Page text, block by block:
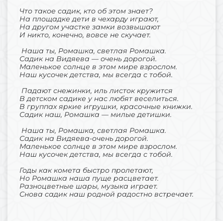
Что такое садик, кто об этом знает?
На площадке дети в чехарду играют,
На другом участке замки возвышают
И никто, конечно, вовсе не скучает.
Наша ты, Ромашка, светлая Ромашка.
Садик на Видяева — очень дорогой.
Маленькое солнце в этом мире взрослом.
Наш кусочек детства, мы всегда с тобой.
Падают снежинки, иль листок кружится
В детском садике у нас любят веселиться.
В группах яркие игрушки, красочные книжки.
Садик наш, Ромашка — милые детишки.
Наша ты, Ромашка, светлая Ромашка.
Садик на Видяева-очень дорогой.
Маленькое солнце в этом мире взрослом.
Наш кусочек детства, мы всегда с тобой.
Годы как комета быстро пролетают,
Но Ромашка наша пуще расцветает.
Разноцветные шары, музыка играет.
Снова садик наш родной радостно встречает.